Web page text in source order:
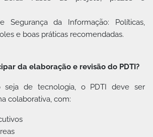
Segurança da Informação: Políticas,
e boas práticas recomendadas.
da elaboração e revisão do PDTI?
seja de tecnologia, o PDTI deve ser
colaborativa, com: